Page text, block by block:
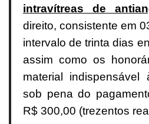
intravítreas de
direito, consistente em
intervalo de trinta dias
assim como os
material
sob pena do
R$ 300,00 (trezentos